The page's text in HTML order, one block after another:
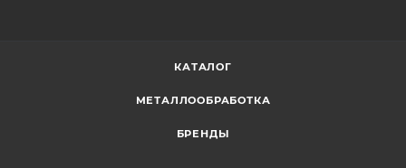
КАТАЛОГ
МЕТАЛЛООБРАБОТКА
БРЕНДЫ